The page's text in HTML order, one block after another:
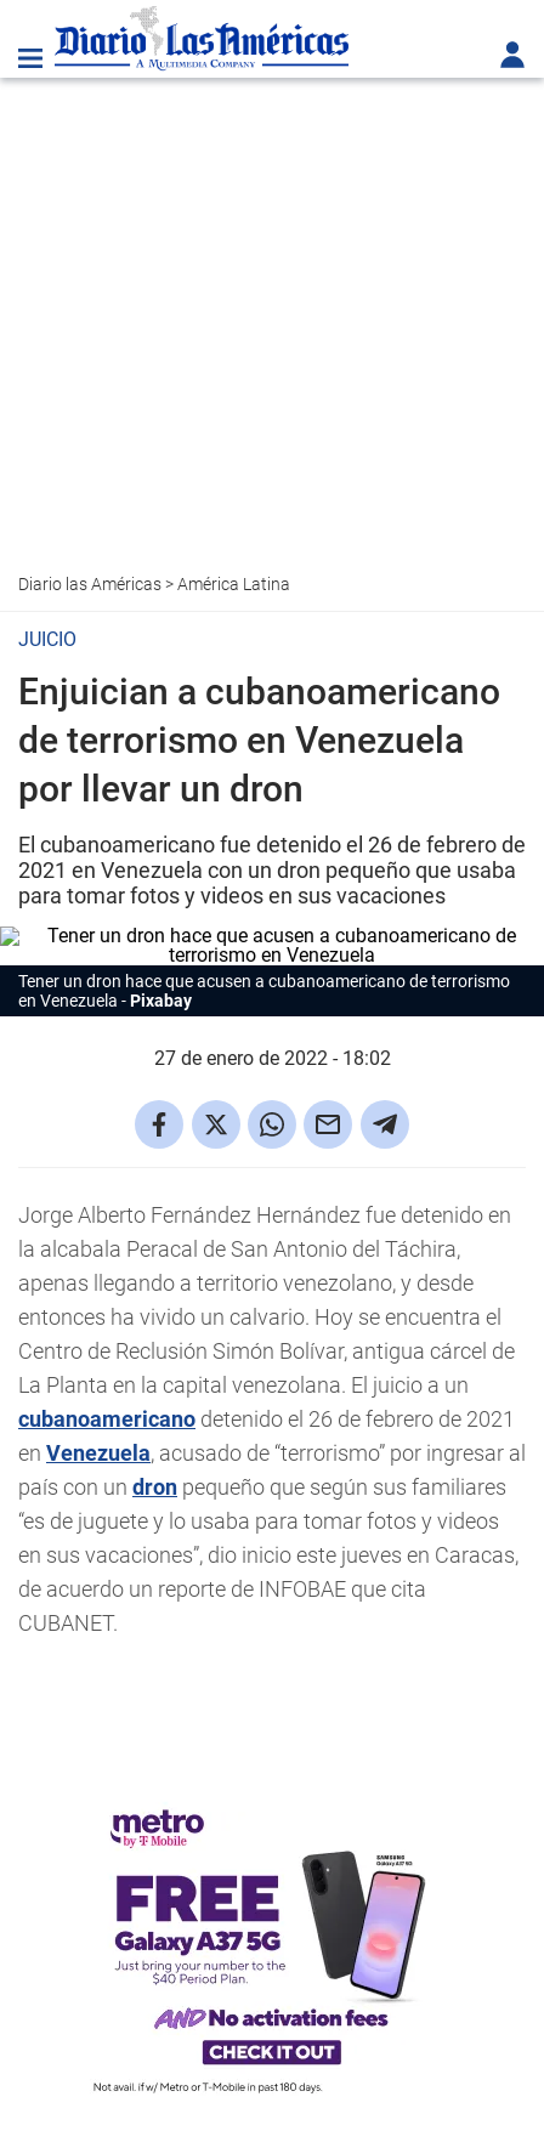
Diario las Américas>América Latina
JUICIO
Enjuician a cubanoamericano
de terrorismo en Venezuela
por llevar un dron
El cubanoamericano fue detenido el 26 de febrero de
2021 en Venezuela con un dron pequeño que usaba
para tomar fotos y videos en sus vacaciones
Tener un dron hace que acusen a cubanoamericano de terrorismo
en Venezuela
Pixabay
27 de enero de 2022 - 18:02
Jorge Alberto Fernández Hernández fue detenido en
la alcabala Peracal de San Antonio del Táchira,
apenas llegando a territorio venezolano, y desde
entonces ha vivido un calvario. Hoy se encuentra el
Centro de Reclusión Simón Bolívar, antigua cárcel de
La Planta en la capital venezolana. El juicio a un
cubanoamericano detenido el 26 de febrero de 2021
en Venezuela, acusado de “terrorismo” por ingresar al
país con un dron pequeño que según sus familiares
“es de juguete y lo usaba para tomar fotos y videos
en sus vacaciones”, dio inicio este jueves en Caracas,
de acuerdo un reporte de INFOBAE que cita
CUBANET.